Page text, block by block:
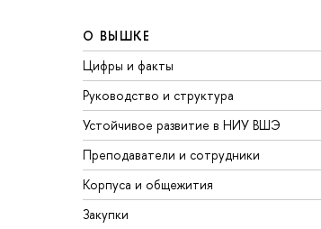
О ВЫШКЕ
Цифры и факты
Руководство и структура
Устойчивое развитие в НИУ ВШЭ
Преподаватели и сотрудники
Корпуса и общежития
Закупки